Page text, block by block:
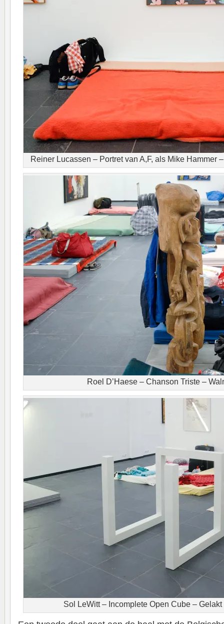
Reiner Lucassen – Portret van A,F, als Mike Hammer
Roel D’Haese – Chanson Triste –
Sol LeWitt – Incomplete Open Cube –